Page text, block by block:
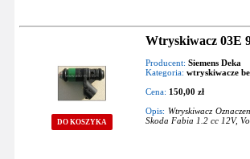
DO KOSZYKA
Wtryskiwacz 03E
Producent: Siemens Deka
Kategoria: wtryskiwacze
Cena: 150,00 zł
Opis: Wtryskiwacz
Skoda Fabia 1.2 cc 12V,